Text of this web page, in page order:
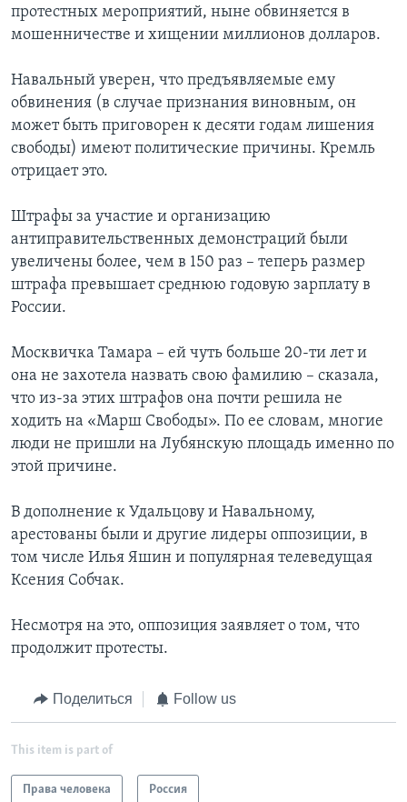
протестных мероприятий, ныне обвиняется в
мошенничестве и хищении миллионов долларов.
Навальный уверен, что предъявляемые ему
обвинения (в случае признания виновным, он
может быть приговорен к десяти годам лишения
свободы) имеют политические причины. Кремль
отрицает это.
Штрафы за участие и организацию
антиправительственных демонстраций были
увеличены более, чем в 150 раз – теперь размер
штрафа превышает среднюю годовую зарплату в
России.
Москвичка Тамара – ей чуть больше 20-ти лет и
она не захотела назвать свою фамилию – сказала,
что из-за этих штрафов она почти решила не
ходить на «Марш Свободы». По ее словам, многие
люди не пришли на Лубянскую площадь именно по
этой причине.
В дополнение к Удальцову и Навальному,
арестованы были и другие лидеры оппозиции, в
том числе Илья Яшин и популярная телеведущая
Ксения Собчак.
Несмотря на это, оппозиция заявляет о том, что
продолжит протесты.
Поделиться Follow us
This item is part of
Права человека Россия